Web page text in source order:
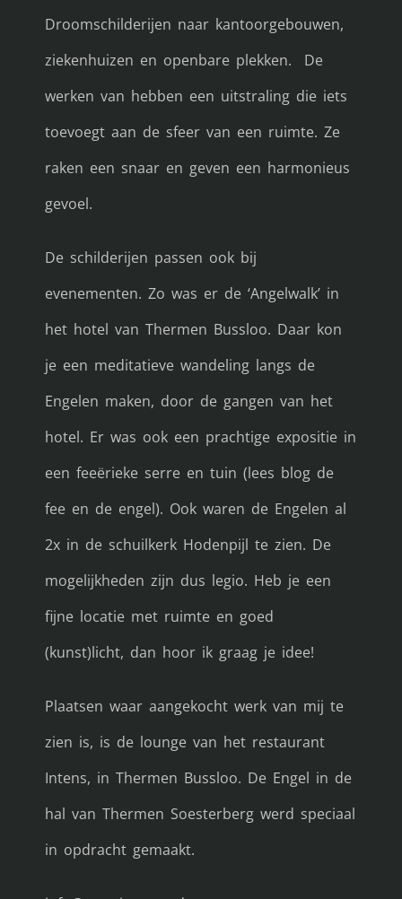
Droomschilderijen naar kantoorgebouwen,
ziekenhuizen en openbare plekken. De
werken van hebben een uitstraling die iets
toevoegt aan de sfeer van een ruimte. Ze
raken een snaar en geven een harmonieus
gevoel.
De schilderijen passen ook bij
evenementen. Zo was er de ‘Angelwalk’ in
het hotel van Thermen Bussloo. Daar kon
je een meditatieve wandeling langs de
Engelen maken, door de gangen van het
hotel. Er was ook een prachtige expositie in
een feeërieke serre en tuin (lees blog de
fee en de engel). Ook waren de Engelen al
2x in de schuilkerk Hodenpijl te zien. De
mogelijkheden zijn dus legio. Heb je een
fijne locatie met ruimte en goed
(kunst)licht, dan hoor ik graag je idee!
Plaatsen waar aangekocht werk van mij te
zien is, is de lounge van het restaurant
Intens, in Thermen Bussloo. De Engel in de
hal van Thermen Soesterberg werd speciaal
in opdracht gemaakt.